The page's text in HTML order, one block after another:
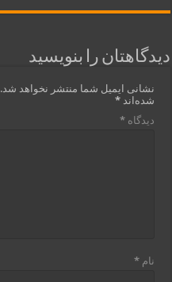
دیدگاهتان را بنویسید
نشانی ایمیل شما منتشر نخواهد شد.
شده‌اند*
دیدگاه*
نام*